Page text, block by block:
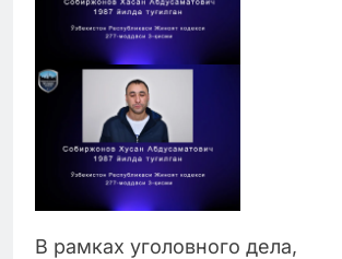
В рамках уголовного дела,